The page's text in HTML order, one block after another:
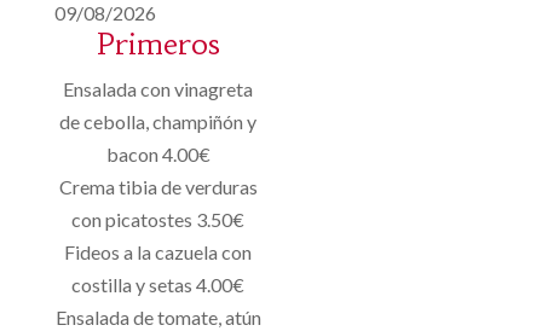
09/08/2026
Primeros
Ensalada con vinagreta
de cebolla, champiñón y
bacon 4.00€
Crema tibia de verduras
con picatostes 3.50€
Fideos a la cazuela con
costilla y setas 4.00€
Ensalada de tomate, atún